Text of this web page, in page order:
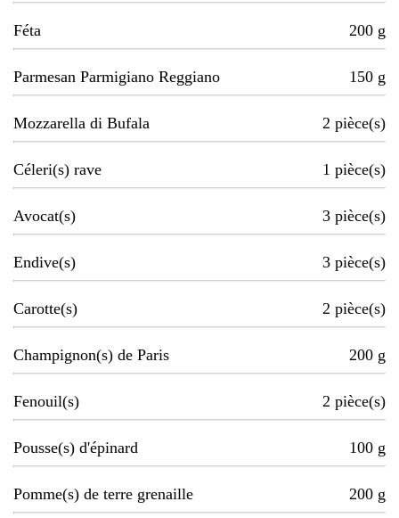
Féta 200 g
Parmesan Parmigiano Reggiano 150 g
Mozzarella di Bufala 2 pièce(s)
Céleri(s) rave 1 pièce(s)
Avocat(s) 3 pièce(s)
Endive(s) 3 pièce(s)
Carotte(s) 2 pièce(s)
Champignon(s) de Paris 200 g
Fenouil(s) 2 pièce(s)
Pousse(s) d'épinard 100 g
Pomme(s) de terre grenaille 200 g